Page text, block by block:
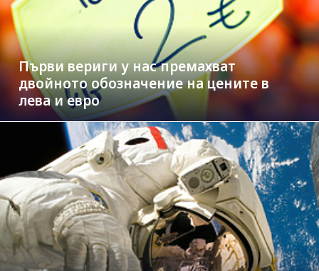
Първи вериги у нас премахват
двойното обозначение на цените в
лева и евро